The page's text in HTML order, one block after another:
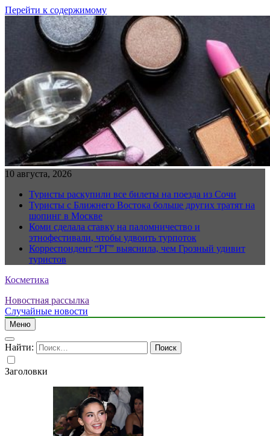
Перейти к содержимому
10 августа, 2026
Туристы раскупили все билеты на поезда из Сочи
Туристы с Ближнего Востока больше других тратят на
шопинг в Москве
Коми сделала ставку на паломничество и
этнофестивали, чтобы удвоить турпоток
Корреспондент “РГ” выяснила, чем Грозный удивит
туристов
Косметика
Новостная рассылка
Случайные новости
Меню
Найти:
Заголовки